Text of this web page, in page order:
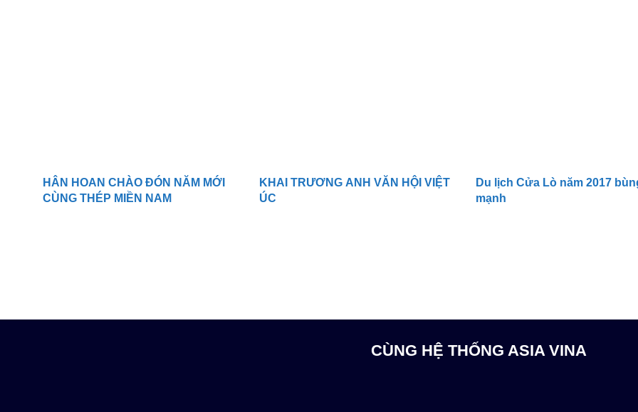
HÂN HOAN CHÀO ĐÓN NĂM MỚI
CÙNG THÉP MIỀN NAM
KHAI TRƯƠNG ANH VĂN HỘI VIỆT
ÚC
Du lịch Cửa Lò năm 2017
mạnh
CÙNG HỆ THỐNG ASIA VINA